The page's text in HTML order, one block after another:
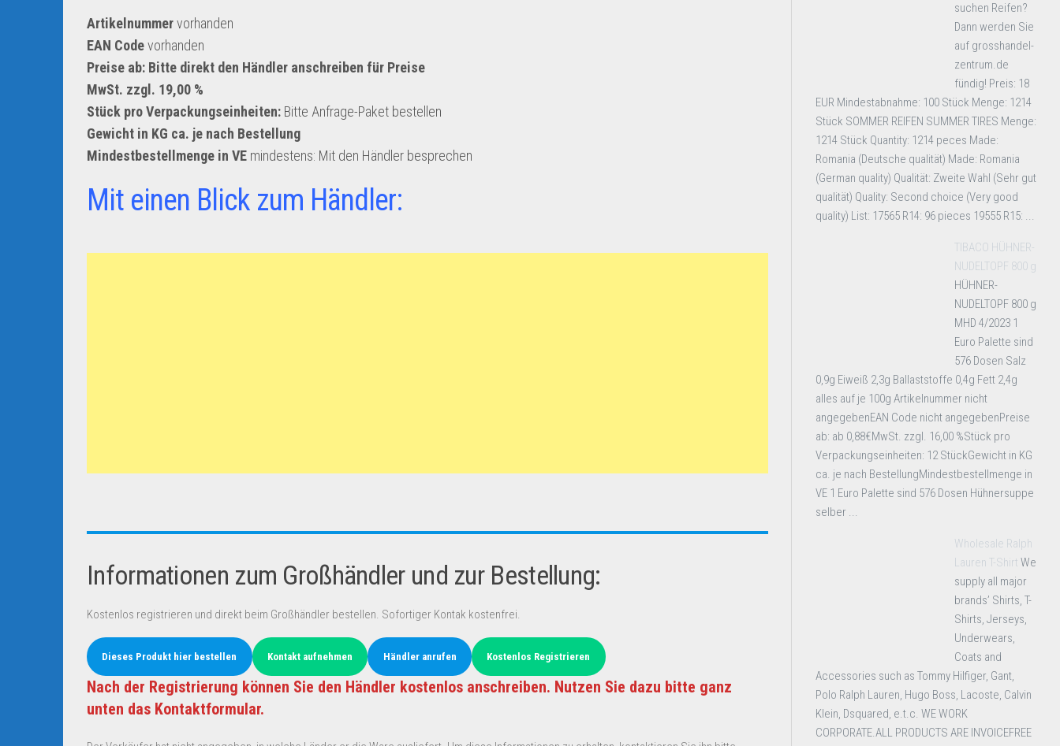
Artikelnummervorhanden
EAN Codevorhanden
Preise ab: Bitte direkt den Händler anschreiben für Preise
MwSt. zzgl. 19,00 %
Stück pro Verpackungseinheiten: Bitte Anfrage-Paket bestellen
Gewicht in KG ca. je nach Bestellung
Mindestbestellmenge in VE mindestens: Mit den Händler besprechen
Mit einen Blick zum Händler:
Informationen zum Großhändler und zur Bestellung:
Kostenlos registrieren und direkt beim Großhändler bestellen. Sofortiger Kontak kostenfrei.
Dieses Produkt hier bestellen Kontakt aufnehmen Händler anrufen Kostenlos Registrieren
Nach der Registrierung können Sie den Händler kostenlos anschreiben. Nutzen Sie dazu bitte ganz
unten das Kontaktformular.
suchen Reifen?
Dann werden Sie
auf grosshandel-
zentrum.de
fündig! Preis: 18
EUR Mindestabnahme: 100 Stück Menge: 1214
Stück SOMMER REIFEN SUMMER TIRES Menge:
1214 Stück Quantity: 1214 peces Made:
Romania (Deutsche qualität) Made: Romania
(German quality) Qualität: Zweite Wahl (Sehr gut
qualität) Quality: Second choice (Very good
quality) List: 17565 R14: 96 pieces 19555 R15: ...
TIBACO HÜHNER-
NUDELTOPF 800 g
HÜHNER-
NUDELTOPF 800 g
MHD 4/2023 1
Euro Palette sind
576 Dosen Salz
0,9g Eiweiß 2,3g Ballaststoffe 0,4g Fett 2,4g
alles auf je 100g Artikelnummer nicht
angegebenEAN Code nicht angegebenPreise
ab: ab 0,88€MwSt. zzgl. 16,00 %Stück pro
Verpackungseinheiten: 12 StückGewicht in KG
ca. je nach BestellungMindestbestellmenge in
VE 1 Euro Palette sind 576 Dosen Hühnersuppe
selber ...
Wholesale Ralph
Lauren T-Shirt We
supply all major
brands’ Shirts, T-
Shirts, Jerseys,
Underwears,
Coats and
Accessories such as Tommy Hilfiger, Gant,
Polo Ralph Lauren, Hugo Boss, Lacoste, Calvin
Klein, Dsquared, e.t.c. WE WORK
CORPORATE.ALL PRODUCTS ARE INVOICEFREE